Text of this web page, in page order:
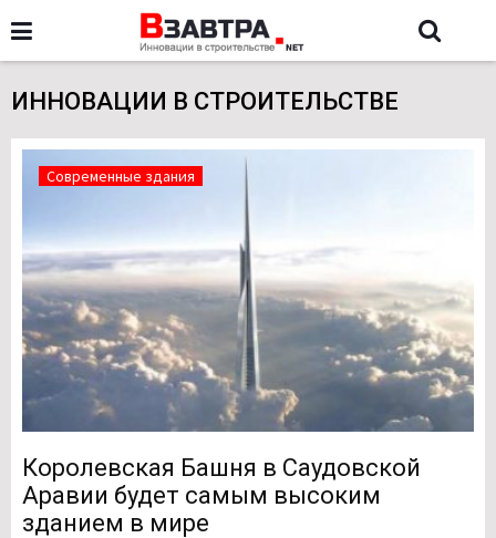
ИННОВАЦИИ В СТРОИТЕЛЬСТВЕ
Современные здания
Королевская Башня в Саудовской
Аравии будет самым высоким
зданием в мире